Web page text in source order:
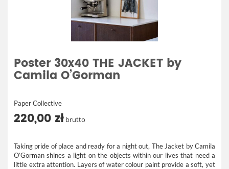
Poster 30x40 THE JACKET by
Camila O’Gorman
Paper Collective
220,00 zł brutto
Taking pride of place and ready for a night out, The Jacket by Camila
O’Gorman shines a light on the objects within our lives that need a
little extra attention. Layers of water colour paint provide a soft, yet